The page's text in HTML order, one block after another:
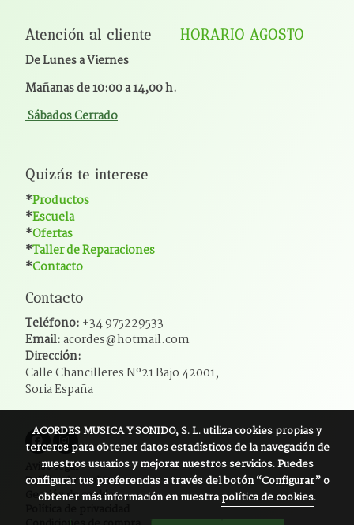
Atención al cliente HORARIO AGOSTO
De Lunes a Viernes
Mañanas de 10:00 a 14,00 h.
Sábados Cerrado
Quizás te interese
*Productos
*Escuela
*Ofertas
*Taller de Reparaciones
*Contacto
Contacto
Teléfono: +34 975229533
Email:acordes@hotmail.com
Dirección:
Calle Chancilleres Nº21 Bajo 42001,
Soria España
Aviso legal
Política de cookies
Gestión de cookies
ACORDES MUSICA Y SONIDO, S. L.utiliza cookies propias y
terceros para obtener datos estadísticos de la navegación de
nuestros usuarios y mejorar nuestros servicios. Puedes
configurar tus preferencias a través del botón “Configurar” o
obtener más información en nuestrapolítica de cookies.